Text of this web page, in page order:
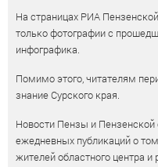
На страницах РИА
только фотографии с
инфографика.
Помимо этого, читателям
знание Сурского края.
Новости Пензы и Пензенской
ежедневных публикаций о
жителей областного центра и